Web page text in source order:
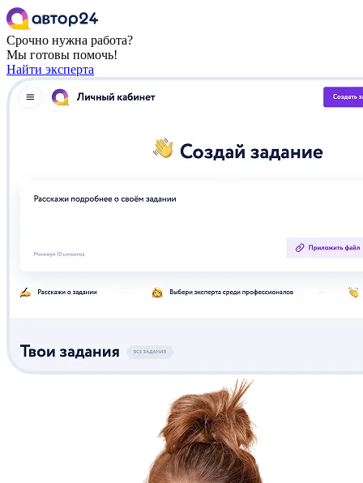
Срочно нужна работа?
Мы готовы помочь!
Найти эксперта